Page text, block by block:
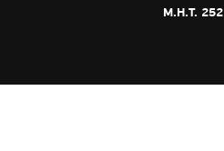
Μ.Η.Τ.